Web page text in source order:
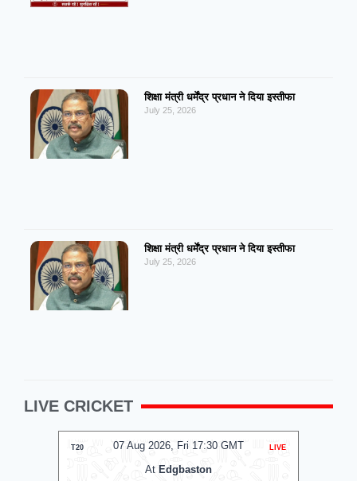
शिक्षा मंत्री धर्मेंद्र प्रधान ने दिया इस्तीफा
July 25, 2026
शिक्षा मंत्री धर्मेंद्र प्रधान ने दिया इस्तीफा
July 25, 2026
LIVE CRICKET
07 Aug 2026, Fri 17:30 GMT
T20 LIVE
At Edgbaston